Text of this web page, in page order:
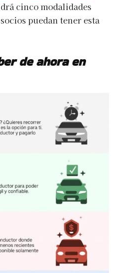
cinco modalidades
puedan tener esta
de ahora en